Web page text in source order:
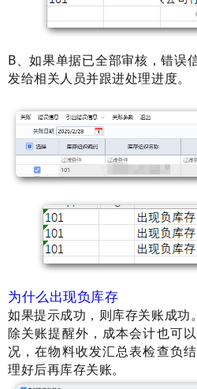
B、如果单据已全部审核，错误
发给相关人员并跟进处理进度。
为什么出现负库存
如果提示成功，则库存关账成功。
除关账提醒外，成本会计也可
况，在物料收发汇总表检查负
理好后再库存关账。